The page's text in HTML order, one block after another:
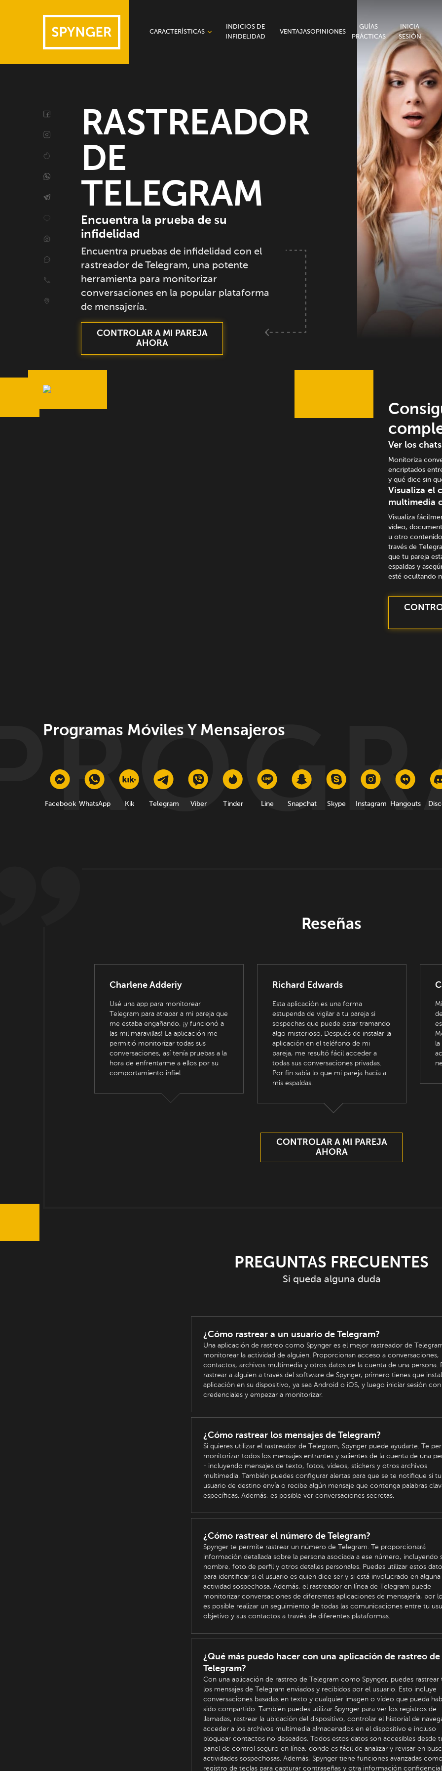
CARACTERÍSTICAS
INDICIOS DE
INFIDELIDAD
VENTAJASOPINIONES
GUÍAS
PRÁCTICAS
INICIA
SESIÓN
RASTREADOR
DE
TELEGRAM
Encuentra la prueba de su
infidelidad
Encuentra pruebas de infidelidad con el
rastreador de Telegram, una potente
herramienta para monitorizar
conversaciones en la popular plataforma
de mensajería.
CONTROLAR A MI PAREJA
AHORA
Ver los
Monitoriza
encriptados
y qué dice sin
Visualiza el
multimedia
Visualiza
vídeo,
u otro
través de
que tu pareja
espaldas y
esté ocultando
Programas Móviles Y Mensajeros
Facebook WhatsApp Kik Telegram Viber Tinder Line Snapchat Skype Instagram Hangouts
Reseñas
Charlene Adderiy
Usé una app para monitorear
Telegram para atrapar a mi pareja que
me estaba engañando, ¡y funcionó a
las mil maravillas! La aplicación me
permitió monitorizar todas sus
conversaciones, así tenía pruebas a la
hora de enfrentarme a ellos por su
comportamiento infiel.
Richard Edwards
Esta aplicación es una forma
estupenda de vigilar a tu pareja si
sospechas que puede estar tramando
algo misterioso. Después de instalar la
aplicación en el teléfono de mi
pareja, me resultó fácil acceder a
todas sus conversaciones privadas.
Por fin sabía lo que mi pareja hacía a
mis espaldas.
la
CONTROLAR A MI PAREJA
AHORA
PREGUNTAS FRECUENTES
Si queda alguna duda
¿Cómo rastrear a un usuario de Telegram?
Una aplicación de rastreo como Spynger es el mejor rastreador de
monitorear la actividad de alguien. Proporcionan acceso a conversaciones,
contactos, archivos multimedia y otros datos de la cuenta de una persona.
rastrear a alguien a través del software de Spynger, primero tienes que
aplicación en su dispositivo, ya sea Android o iOS, y luego iniciar sesión
credenciales y empezar a monitorizar.
¿Cómo rastrear los mensajes de Telegram?
Si quieres utilizar el rastreador de Telegram, Spynger puede ayudarte. Te
monitorizar todos los mensajes entrantes y salientes de la cuenta de una
- incluyendo mensajes de texto, fotos, vídeos, stickers y otros archivos
multimedia. También puedes configurar alertas para que se te notifique si tu
usuario de destino envía o recibe algún mensaje que contenga palabras
específicas. Además, es posible ver conversaciones secretas.
¿Cómo rastrear el número de Telegram?
Spynger te permite rastrear un número de Telegram. Te proporcionará
información detallada sobre la persona asociada a ese número, incluyendo
nombre, foto de perfil y otros detalles personales. Puedes utilizar estos
para identificar si el usuario es quien dice ser y si está involucrado en alguna
actividad sospechosa. Además, el rastreador en línea de Telegram puede
monitorizar conversaciones de diferentes aplicaciones de mensajería, por
es posible realizar un seguimiento de todas las comunicaciones entre tu
objetivo y sus contactos a través de diferentes plataformas.
¿Qué más puedo hacer con una aplicación de rastreo de
Telegram?
Con una aplicación de rastreo de Telegram como Spynger, puedes rastrear
los mensajes de Telegram enviados y recibidos por el usuario. Esto incluye
conversaciones basadas en texto y cualquier imagen o vídeo que pueda
sido compartido. También puedes utilizar Spynger para ver los registros de
llamadas, rastrear la ubicación del dispositivo, controlar el historial de
acceder a los archivos multimedia almacenados en el dispositivo e incluso
bloquear contactos no deseados. Todos estos datos son accesibles desde
panel de control seguro en línea, donde es fácil de analizar y revisar en
actividades sospechosas. Además, Spynger tiene funciones avanzadas
registro de teclas para capturar contraseñas y otra información confidencial